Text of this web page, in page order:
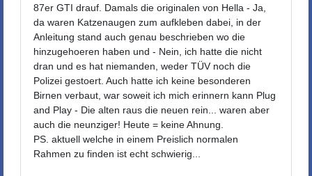
87er GTI drauf. Damals die originalen von Hella - Ja,
da waren Katzenaugen zum aufkleben dabei, in der
Anleitungstand auch genau beschrieben wo die
hinzugehoeren haben und - Nein, ich hatte die nicht
dran und es hat niemanden, weder TÜV noch die
Polizei gestoert. Auch hatte ich keine besonderen
Birnen verbaut, war soweit ich mich erinnern kann Plug
and Play - Die alten raus die neuen rein... waren aber
auch die neunziger! Heute = keine Ahnung.
PS. aktuell welche in einem Preislich normalen
Rahmen zu finden ist echt schwierig...